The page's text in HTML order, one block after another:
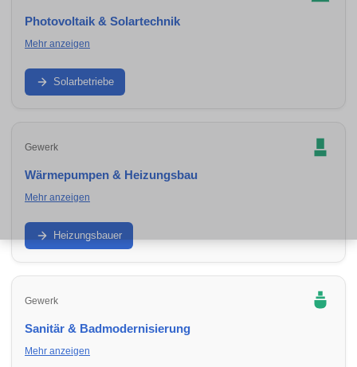
Photovoltaik & Solartechnik
Mehr anzeigen
PV-Anlage, Speicher, Wechselrichter und Einspeisung: Finde
Solarteure in Umbgebungen – von Beratung bis
fachgerechter Montage.
Solarbetriebe
Gewerk
Wärmepumpen & Heizungsbau
Mehr anzeigen
Heizung modernisieren, Wärmepumpe planen und
installieren: Finde Heizungsbauer in Umbgebungen – inkl.
Hydraulik, Förderung und Inbetriebnahme.
Heizungsbauer
Gewerk
Sanitär & Badmodernisierung
Mehr anzeigen